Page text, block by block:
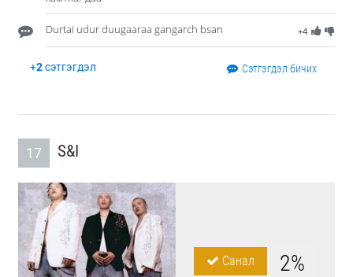
+4
Durtai udur duugaaraa gangarch bsan
+2сэтгэгдэл Сэтгэгдэл бичих
17 S&I
Санал 2%